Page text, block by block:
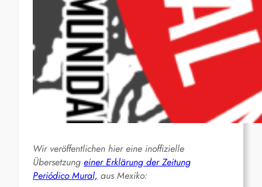
Wir veröffentlichen hier eine inoffizielle
Übersetzung einer Erklärung der Zeitung
Periódico Mural, aus Mexiko: